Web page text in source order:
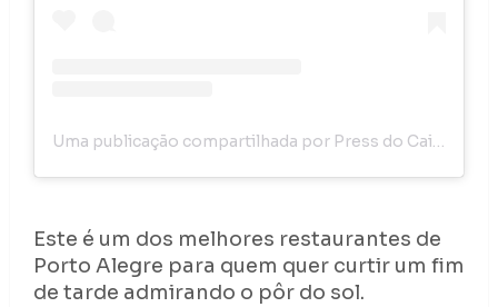
Uma publicação compartilhada por Press do Cais (@pressdocais)
Este é um dos melhores restaurantes de
Porto Alegre para quem quer curtir um fim
de tarde admirando o pôr do sol.